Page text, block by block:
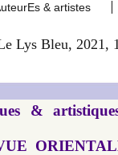
& artistes
Lys Bleu, 2021,
&